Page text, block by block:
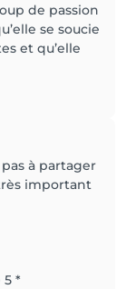
de passion
se soucie
et qu’elle
à partager
important
*